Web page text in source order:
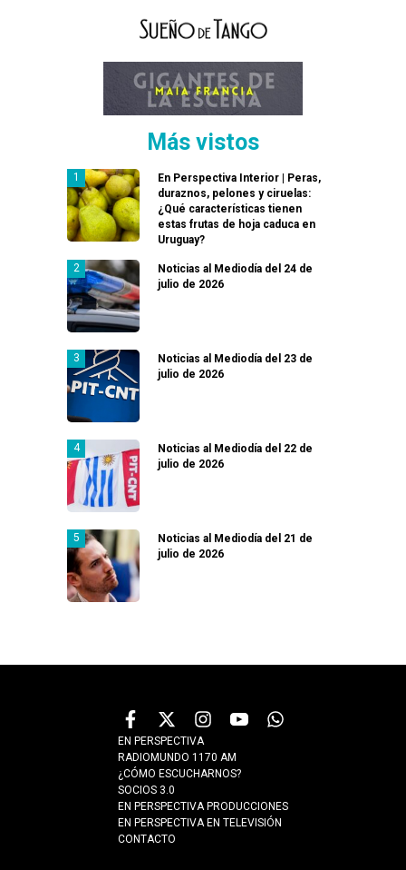
Más vistos
En Perspectiva Interior | Peras,
duraznos, pelones y ciruelas:
¿Qué características tienen
estas frutas de hoja caduca en
Uruguay?
Noticias al Mediodía del 24 de
julio de 2026
Noticias al Mediodía del 23 de
julio de 2026
Noticias al Mediodía del 22 de
julio de 2026
Noticias al Mediodía del 21 de
julio de 2026
EN PERSPECTIVA
RADIOMUNDO 1170 AM
¿CÓMO ESCUCHARNOS?
SOCIOS 3.0
EN PERSPECTIVA PRODUCCIONES
EN PERSPECTIVA EN TELEVISIÓN
CONTACTO